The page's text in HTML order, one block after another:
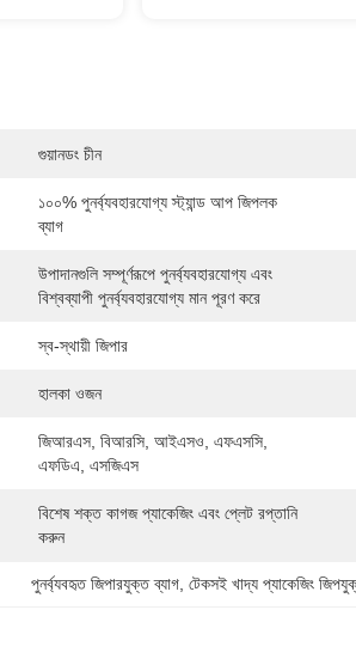
গুয়ানডং চীন
১০০% পুনর্ব্যবহারযোগ্য স্ট্যান্ড আপ জিপলক
ব্যাগ
উপাদানগুলি সম্পূর্ণরূপে পুনর্ব্যবহারযোগ্য এবং
বিশ্বব্যাপী পুনর্ব্যবহারযোগ্য মান পূরণ করে
স্ব-স্থায়ী জিপার
হালকা ওজন
জিআরএস, বিআরসি, আইএসও, এফএসসি,
এফডিএ, এসজিএস
বিশেষ শক্ত কাগজ প্যাকেজিং এবং প্লেট রপ্তানি
করুন
পুনর্ব্যবহৃত জিপারযুক্ত ব্যাগ , টেকসই খাদ্য প্যাকেজিং